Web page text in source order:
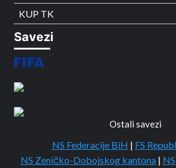
KUP TK
Savezi
Ostali savezi
NS Federacije BiH | FS
NS Zeničko-Dobojskog kantona |